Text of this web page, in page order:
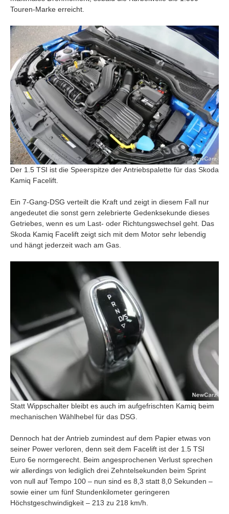
Touren-Marke erreicht.
Der 1.5 TSI ist die Speerspitze der Antriebspalette für das Skoda
Kamiq Facelift.
Ein 7-Gang-DSG verteilt die Kraft und zeigt in diesem Fall nur
angedeutet die sonst gern zelebrierte Gedenksekunde dieses
Getriebes, wenn es um Last- oder Richtungswechsel geht. Das
Skoda Kamiq Facelift zeigt sich mit dem Motor sehr lebendig
und hängt jederzeit wach am Gas.
Statt Wippschalter bleibt es auch im aufgefrischten Kamiq beim
mechanischen Wählhebel für das DSG.
Dennoch hat der Antrieb zumindest auf dem Papier etwas von
seiner Power verloren, denn seit dem Facelift ist der 1.5 TSI
Euro 6e normgerecht. Beim angesprochenen Verlust sprechen
wir allerdings von lediglich drei Zehntelsekunden beim Sprint
von null auf Tempo 100 – nun sind es 8,3 statt 8,0 Sekunden –
sowie einer um fünf Stundenkilometer geringeren
Höchstgeschwindigkeit – 213 zu 218 km/h.